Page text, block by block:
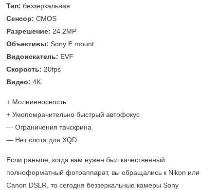
Тип: беззеркальная
Сенсор: CMOS
Разрешение: 24.2MP
Объективы: Sony E mount
Видоискатель: EVF
Скорость: 20fps
Видео: 4K
+ Молниеносность
+ Умопомрачительно быстрый автофокус
— Ограничения тачскрина
— Нет слота для XQD
Если раньше, когда вам нужен был качественный
полноформатный фотоаппарат, вы обращались к Nikon или
Canon DSLR, то сегодня беззеркальные камеры Sony